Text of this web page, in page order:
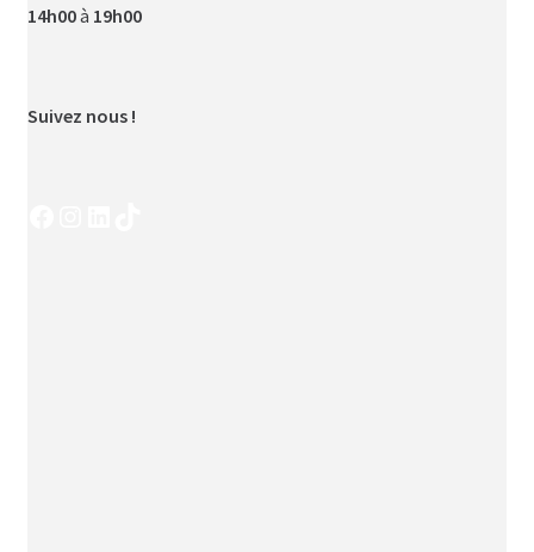
14h00à 19h00
Suivez nous !